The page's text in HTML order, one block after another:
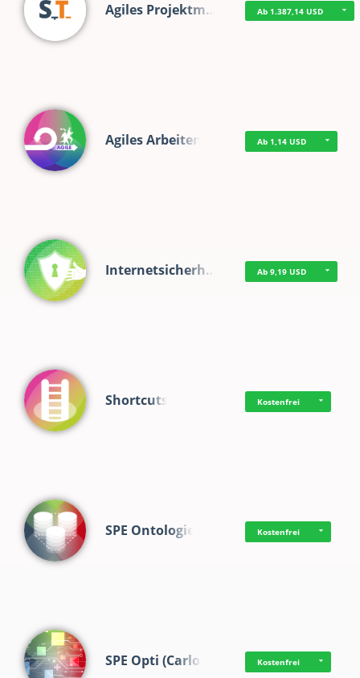
Agiles Projektm… Ab 1.387,14 USD
Agiles Arbeiten Ab 1,14 USD
Internetsicherh… Ab 9,19 USD
Shortcuts Kostenfrei
SPE Ontologie Kostenfrei
SPE Opti (Carlo) Kostenfrei